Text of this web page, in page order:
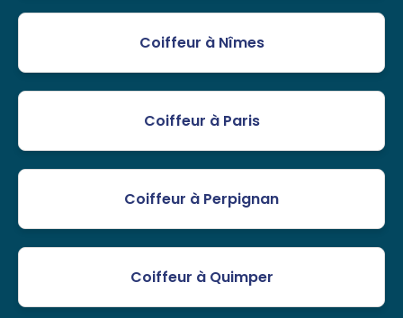
Coiffeur à Nîmes
Coiffeur à Paris
Coiffeur à Perpignan
Coiffeur à Quimper